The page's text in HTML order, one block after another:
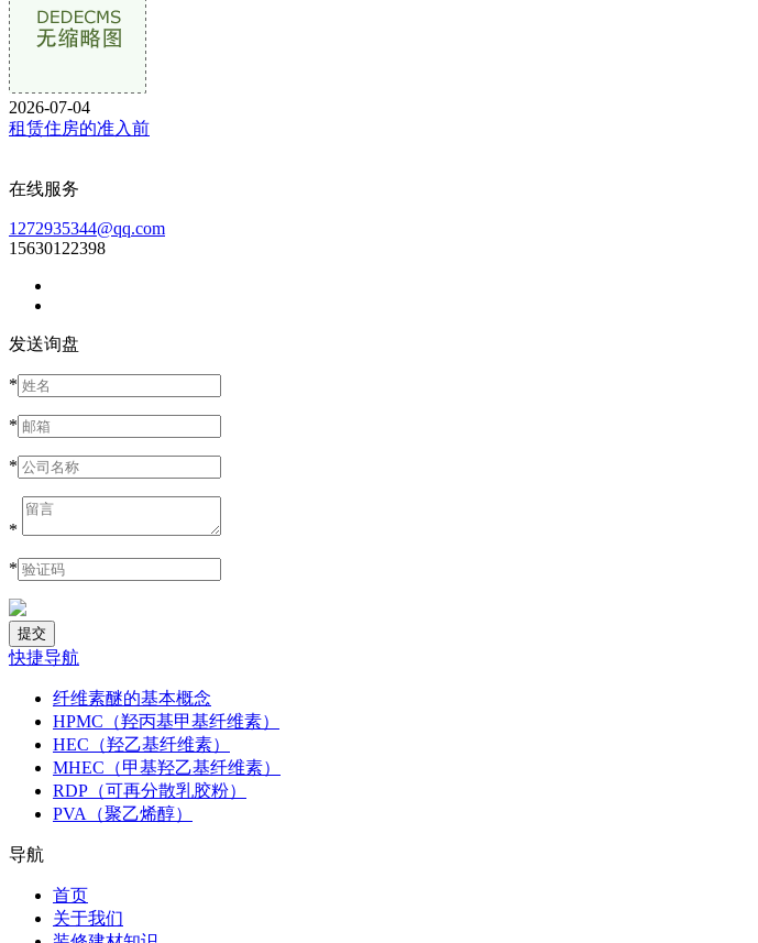
2026-07-04
租赁住房的准入前
在线服务
1272935344@qq.com
15630122398
发送询盘
*
*
*
*
*
快捷导航
纤维素醚的基本概念
HPMC（羟丙基甲基纤维素）
HEC（羟乙基纤维素）
MHEC（甲基羟乙基纤维素）
RDP（可再分散乳胶粉）
PVA（聚乙烯醇）
导航
首页
关于我们